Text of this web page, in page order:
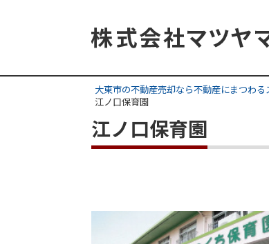
大東市の不動産売却なら不動産にまつわ
江ノ口保育園
江ノ口保育園